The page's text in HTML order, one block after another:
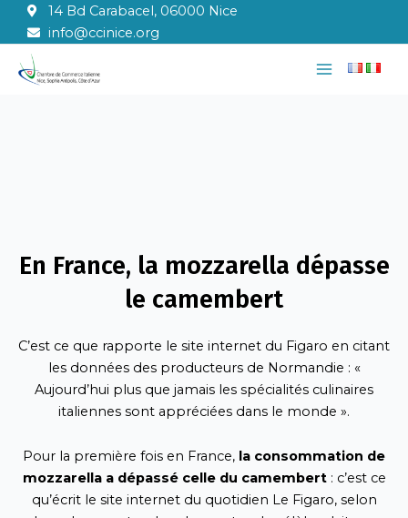
contenu
14 Bd Carabacel, 06000 Nice
info@ccinice.org
Main
En France, la mozzarella dépasse
le camembert
C’est ce que rapporte le site internet du Figaro en citant
les données des producteurs de Normandie : «
Aujourd’hui plus que jamais les spécialités culinaires
italiennes sont appréciées dans le monde ».
Pour la première fois en France, la consommation de
mozzarella a dépassé celle du camembert: c’est ce
qu’écrit le site internet du quotidien Le Figaro, selon